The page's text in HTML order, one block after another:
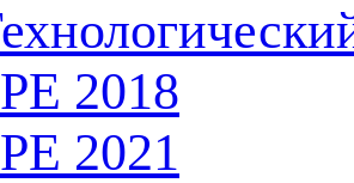
2018
2021